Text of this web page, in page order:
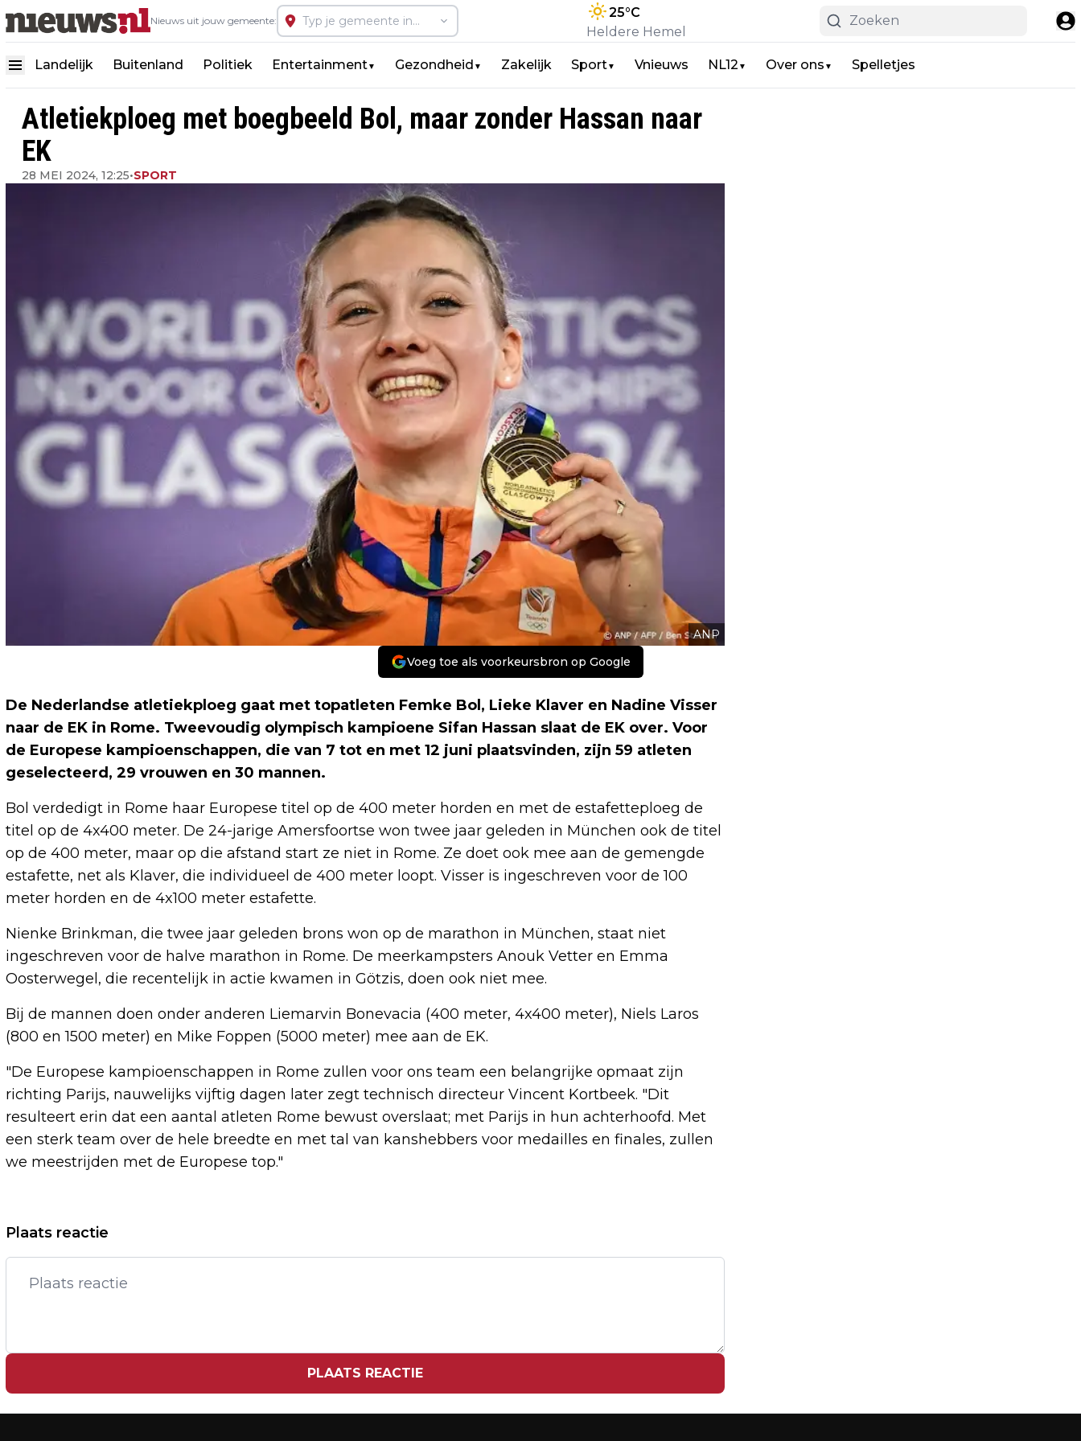
Nieuws uit jouw gemeente:
25°C
Heldere Hemel
Landelijk Buitenland Politiek Entertainment▼ Gezondheid ▼ Zakelijk Sport▼ Vnieuws NL12 ▼ Over ons ▼ Spelletjes
Atletiekploeg met boegbeeld Bol, maar zonder Hassan naar
EK
28 MEI 2024, 12:25•SPORT
ANP
Voeg toe als voorkeursbron op Google
De Nederlandse atletiekploeg gaat met topatleten Femke Bol, Lieke Klaver en Nadine Visser
naar de EK in Rome. Tweevoudig olympisch kampioene Sifan Hassan slaat de EK over. Voor
de Europese kampioenschappen, die van 7 tot en met 12 juni plaatsvinden, zijn 59 atleten
geselecteerd, 29 vrouwen en 30 mannen.
Bol verdedigt in Rome haar Europese titel op de 400 meter horden en met de estafetteploeg de
titel op de 4x400 meter. De 24-jarige Amersfoortse won twee jaar geleden in München ook de titel
op de 400 meter, maar op die afstand start ze niet in Rome. Ze doet ook mee aan de gemengde
estafette, net als Klaver, die individueel de 400 meter loopt. Visser is ingeschreven voor de 100
meter horden en de 4x100 meter estafette.
Nienke Brinkman, die twee jaar geleden brons won op de marathon in München, staat niet
ingeschreven voor de halve marathon in Rome. De meerkampsters Anouk Vetter en Emma
Oosterwegel, die recentelijk in actie kwamen in Götzis, doen ook niet mee.
Bij de mannen doen onder anderen Liemarvin Bonevacia (400 meter, 4x400 meter), Niels Laros
(800 en 1500 meter) en Mike Foppen (5000 meter) mee aan de EK.
"De Europese kampioenschappen in Rome zullen voor ons team een belangrijke opmaat zijn
richting Parijs, nauwelijks vijftig dagen later zegt technisch directeur Vincent Kortbeek. "Dit
resulteert erin dat een aantal atleten Rome bewust overslaat; met Parijs in hun achterhoofd. Met
een sterk team over de hele breedte en met tal van kanshebbers voor medailles en finales, zullen
we meestrijden met de Europese top."
Vorig artikel
RIJLESSEN MOGELIJK HONDERDEN
EURO'S DUURDER DOOR MEER EXAMENS
APPLE VERKOOPT FORS MEER IPHONES
Plaats reactie
PLAATS REACTIE